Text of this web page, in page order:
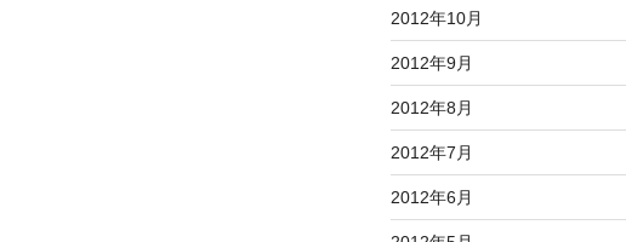
2012年10月
2012年9月
2012年8月
2012年7月
2012年6月